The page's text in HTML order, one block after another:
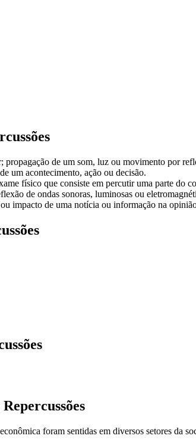
propagação de um som, luz ou movimento por
um acontecimento, ação ou decisão.
físico que consiste em percutir uma parte do
de ondas sonoras, luminosas ou
impacto de uma notícia ou informação na
Repercussões
foram sentidas em diversos setores da